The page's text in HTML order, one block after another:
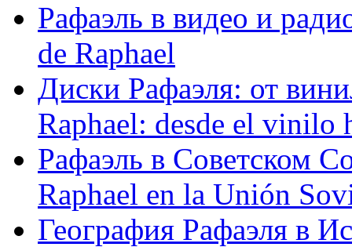
Рафаэль в видео и
de Raphael
Диски Рафаэля: от
Raphael: desde el vinilo
Рафаэль в Советском
Raphael en la Unión
География Рафаэля в